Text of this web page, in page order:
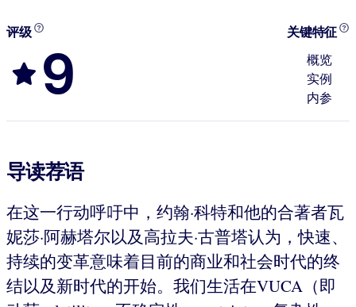
评级
9
关键特征
概览
实例
内参
导读荐语
在这一行动呼吁中，约翰·科特和他的合著者瓦
妮莎·阿赫塔尔以及高拉夫·古普塔认为，快速、
持续的变革意味着目前的商业和社会时代的终
结以及新时代的开始。我们生活在VUCA（即